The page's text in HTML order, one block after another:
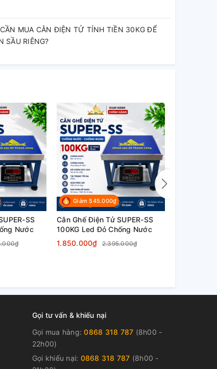
MUA CÂN ĐIỆN TỬ TÍNH TIỀN 30KG ĐỂ
SẦU RIÊNG?
SS
Nước
Giảm 545.000₫
Cân Ghế Điện Tử SUPER-SS
100KG Led Đỏ Chống Nước
1.850.000₫
2.395.000₫
Gọi tư vấn & khiếu nại
Gọi mua hàng:0868 318 787 (8h00 -
22h00)
Gọi khiếu nại: 0868 318 787 (8h00 -